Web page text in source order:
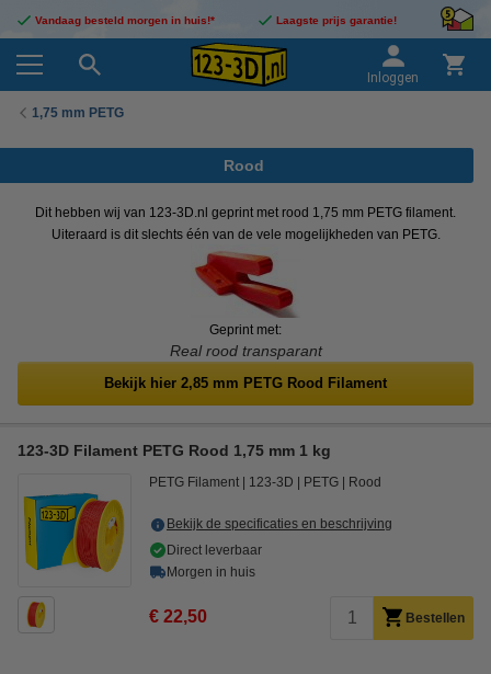
Vandaag besteld morgen in huis!* Laagste prijs garantie!
Inloggen
1,75 mm PETG
Rood
Dit hebben wij van 123-3D.nl geprint met rood 1,75 mm PETG filament.
Uiteraard is dit slechts één van de vele mogelijkheden van PETG.
Geprint met:
Real rood transparant
Bekijk hier 2,85 mm PETG Rood Filament
123-3D Filament PETG Rood 1,75 mm 1 kg
PETG Filament 123-3D PETG Rood
Bekijk de specificaties en beschrijving
Direct leverbaar
Morgen in huis
€ 22,50 Bestellen